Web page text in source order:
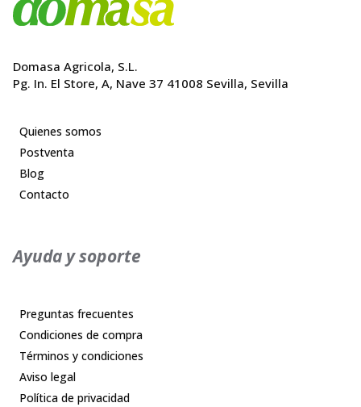
Domasa Agricola, S.L.
Pg. In. El Store, A, Nave 37 41008 Sevilla, Sevilla
Quienes somos
Postventa
Blog
Contacto
Ayuda y soporte
Preguntas frecuentes
Condiciones de compra
Términos y condiciones
Aviso legal
Política de privacidad